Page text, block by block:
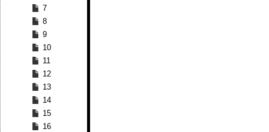
7
8
9
10
11
12
13
14
15
16